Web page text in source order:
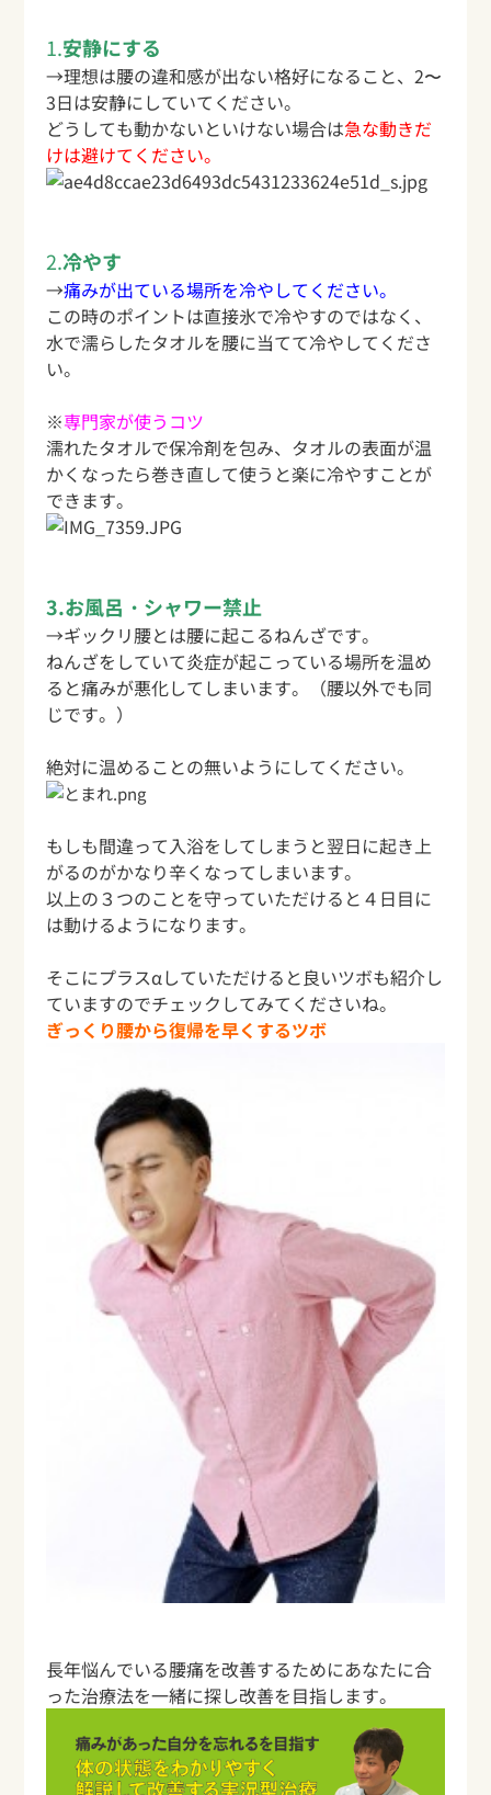
1.安静にする
→理想は腰の違和感が出ない格好になること、2〜
3日は安静にしていてください。
どうしても動かないといけない場合は急な動きだ
けは避けてください。
2.冷やす
→痛みが出ている場所を冷やしてください。
この時のポイントは直接氷で冷やすのではなく、
水で濡らしたタオルを腰に当てて冷やしてくださ
い。
※専門家が使うコツ
濡れたタオルで保冷剤を包み、タオルの表面が温
かくなったら巻き直して使うと楽に冷やすことが
できます。
3.お風呂・シャワー禁止
→ギックリ腰とは腰に起こるねんざです。
ねんざをしていて炎症が起こっている場所を温め
ると痛みが悪化してしまいます。（腰以外でも同
じです。）
絶対に温めることの無いようにしてください。
もしも間違って入浴をしてしまうと翌日に起き上
がるのがかなり辛くなってしまいます。
以上の３つのことを守っていただけると４日目に
は動けるようになります。
そこにプラスαしていただけると良いツボも紹介し
ていますのでチェックしてみてくださいね。
ぎっくり腰から復帰を早くするツボ
長年悩んでいる腰痛を改善するためにあなたに合
った治療法を一緒に探し改善を目指します。